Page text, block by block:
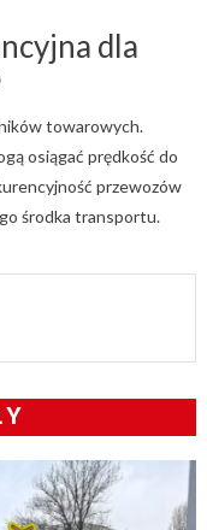
dla
towarowych.
osiągać prędkość do
przewozów
środka transportu.